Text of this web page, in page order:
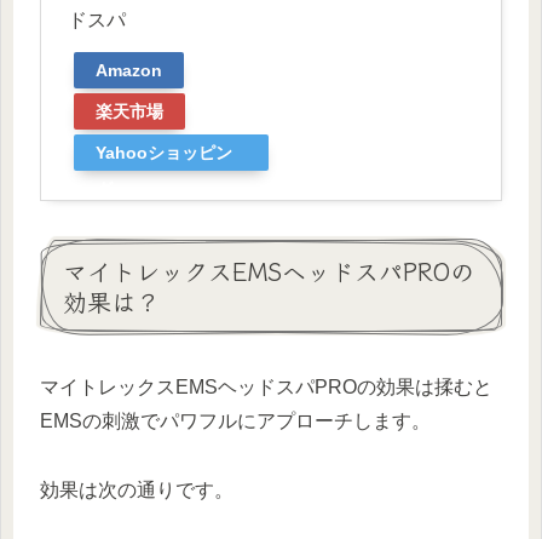
ドスパ
Amazon
楽天市場
Yahooショッピン
マイトレックスEMSヘッドスパPROの
効果は？
マイトレックスEMSヘッドスパPROの効果は揉むと
EMSの刺激でパワフルにアプローチします。
効果は次の通りです。